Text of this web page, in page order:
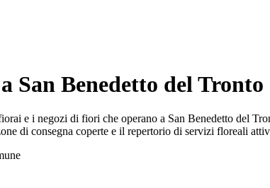
San Benedetto del Tronto
e i negozi di fiori che operano a San Benedetto del
di consegna coperte e il repertorio di servizi floreali